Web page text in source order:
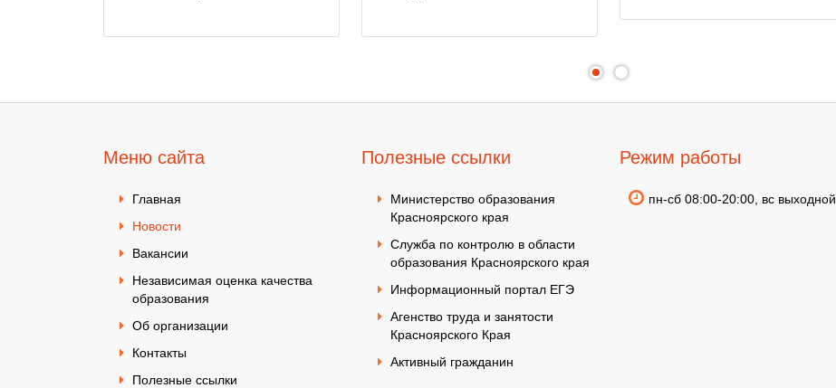
Меню сайта
Главная
Новости
Вакансии
Независимая оценка качества
образования
Об организации
Контакты
Полезные ссылки
Полезные ссылки
Министерство образования
Красноярского края
Служба по контролю в области
образования Красноярского края
Информационный портал ЕГЭ
Агенство труда и занятости
Красноярского Края
Активный гражданин
Режим работы
пн-сб 08:00-20:00, вс выходной